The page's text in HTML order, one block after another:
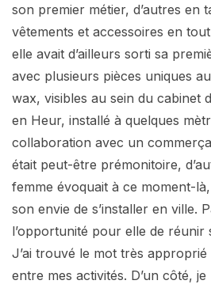
son premier métier, d’autres en
vêtements et accessoires en
elle avait d’ailleurs sorti sa
avec plusieurs pièces uniques
wax, visibles au sein du cabinet
en Heur, installé à quelques
collaboration avec un
était peut-être prémonitoire,
femme évoquait à ce moment-
son envie de s’installer en ville.
l’opportunité pour elle de réunir
J’ai trouvé le mot très
entre mes activités. D’un côté,